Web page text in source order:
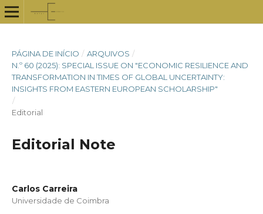
PÁGINA DE INÍCIO / ARQUIVOS /
N.º 60 (2025): SPECIAL ISSUE ON "ECONOMIC RESILIENCE AND
TRANSFORMATION IN TIMES OF GLOBAL UNCERTAINTY:
INSIGHTS FROM EASTERN EUROPEAN SCHOLARSHIP"
/
Editorial
Editorial Note
Carlos Carreira
Universidade de Coimbra